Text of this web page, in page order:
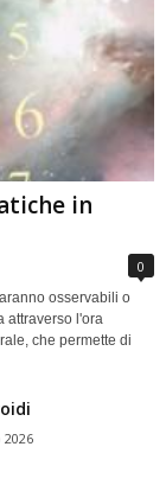
in
0
osservabili o
attraverso l'ora
che permette di
2026